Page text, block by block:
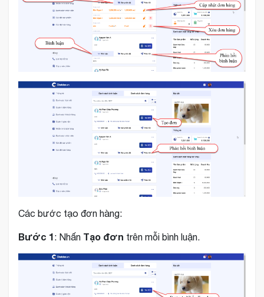
Các bước tạo đơn hàng:
Bước 1: Nhấn Tạo đơn trên mỗi bình luận.